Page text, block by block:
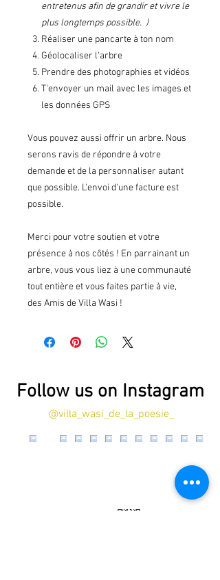
entretenus afin de grandir et vivre le
plus longtemps possible. )
Réaliser une pancarte à ton nom
Géolocaliser l'arbre
Prendre des photographies et vidéos
T'envoyer un mail avec les images et
les données GPS
Vous pouvez aussi offrir un arbre. Nous
serons ravis de répondre à votre
demande et de la personnaliser autant
que possible. L'envoi d'une facture est
possible.
Merci pour votre soutien et votre
présence à nos côtés ! En parrainant un
arbre, vous vous liez à une communauté
tout entière et vous faites partie à vie,
des Amis de Villa Wasi !
Follow us on Instagram
@villa_wasi_de_la_poesie_